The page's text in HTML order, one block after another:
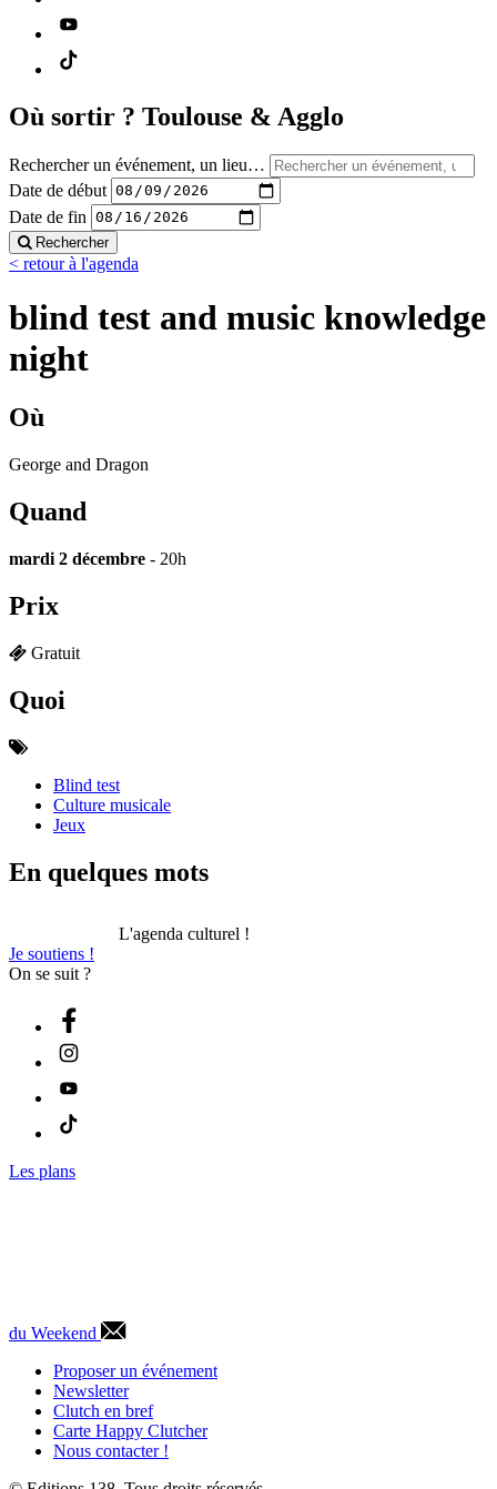
Où sortir ? Toulouse & Agglo
Rechercher un événement, un lieu…
Date de début
Date de fin
Rechercher
< retour à l'agenda
blind test and music knowledge
night
Où
George and Dragon
Quand
mardi 2 décembre - 20h
Prix
Gratuit
Quoi
Blind test
Culture musicale
Jeux
En quelques mots
L'agenda culturel !
Je soutiens !
On se suit ?
Les plans
du Weekend
Proposer un événement
Newsletter
Clutch en bref
Carte Happy Clutcher
Nous contacter !